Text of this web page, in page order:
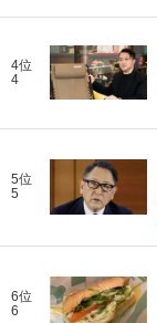
4位
4
5位
5
6位
6